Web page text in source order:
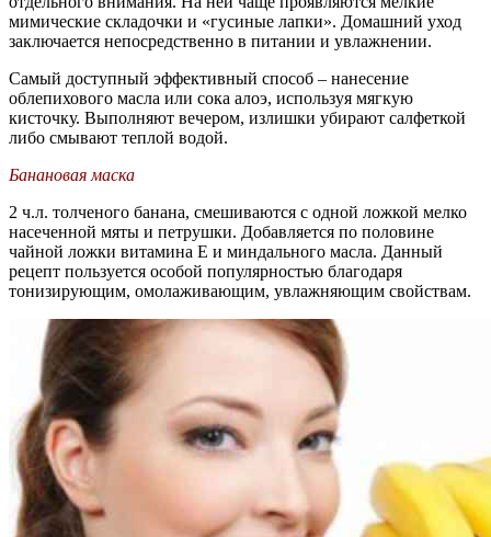
мимические складочки и «гусиные лапки». Домашний уход
заключается непосредственно в питании и увлажнении.
Самый доступный эффективный способ – нанесение
облепихового масла или сока алоэ, используя мягкую
кисточку. Выполняют вечером, излишки убирают салфеткой
либо смывают теплой водой.
Банановая маска
2 ч.л. толченого банана, смешиваются с одной ложкой мелко
насеченной мяты и петрушки. Добавляется по половине
чайной ложки витамина Е и миндального масла. Данный
рецепт пользуется особой популярностью благодаря
тонизирующим, омолаживающим, увлажняющим свойствам.